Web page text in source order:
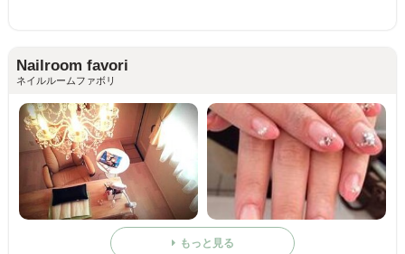
Nailroom favori
ネイルルームファボリ
もっと見る